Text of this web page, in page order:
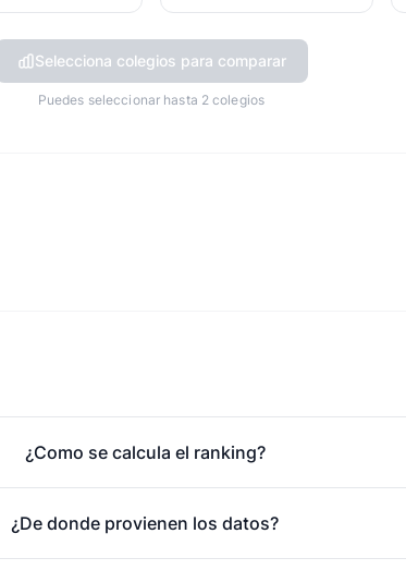
Selecciona colegios para comparar
Puedes seleccionar hasta 2 colegios
¿Como se calcula el ranking?
¿De donde provienen los datos?